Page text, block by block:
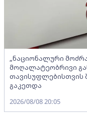
„ნაციონალური
მოღალატეობრივი
თავისუფლებისთვის
გაკეთდა
2026/08/08 20:05